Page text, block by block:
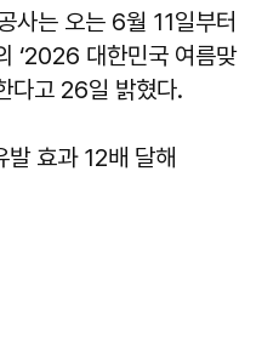
사는 오는 6월 11일부터
‘2026 대한민국 여름맞
다고 26일 밝혔다.
효과 12배 달해